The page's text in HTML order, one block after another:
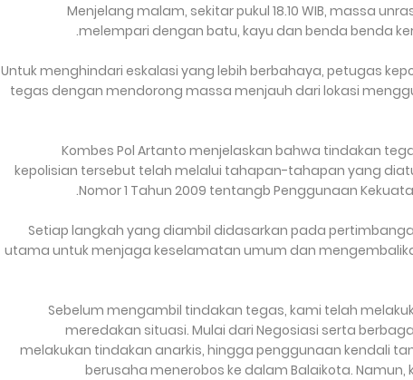
Menjelang malam, sekitar pukul 18.10 WIB, massa
melempari dengan batu, kayu dan benda benda
Untuk menghindari eskalasi yang lebih berbahaya, petugas
tegas dengan mendorong massa menjauh dari lokasi
Kombes Pol Artanto menjelaskan bahwa tindakan
kepolisian tersebut telah melalui tahapan-tahapan yang
Nomor 1 Tahun 2009 tentangb Penggunaan
Setiap langkah yang diambil didasarkan pada
utama untuk menjaga keselamatan umum dan
"Sebelum mengambil tindakan tegas, kami telah
meredakan situasi. Mulai dari Negosiasi serta
melakukan tindakan anarkis, hingga penggunaan kendali
berusaha menerobos ke dalam Balaikota. Namun,